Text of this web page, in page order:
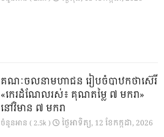
គណៈចលនាមហាជន រៀបចំបាឋកថាស៊េរី
«កេរដំណែលរស់៖ គុណតម្លៃ ៧ មករា»
នៅវិមាន ៧ មករា
ចំនួនអាន ( 2.5k ) ថ្ងៃ​អាទិត្យ, 12 ខែ​កក្កដា, 2026